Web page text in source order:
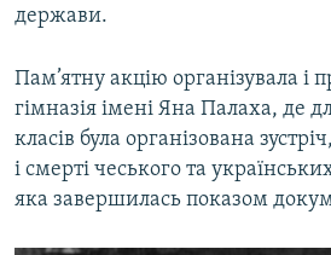
держави.
Пам’ятну акцію організувала і
гімназія імені Яна Палаха, де
класів була організована
і смерті чеського та
яка завершилась показом